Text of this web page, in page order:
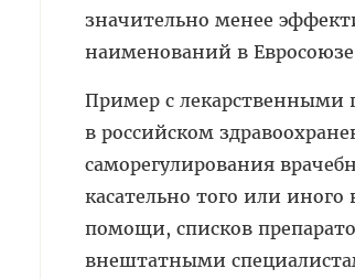
значительно менее
наименований в
Пример с лекарственными
в российском
саморегулирования
касательно того или
помощи, списков
внештатными